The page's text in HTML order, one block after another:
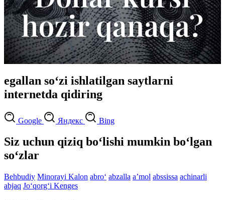
egallan so‘zi ishlatilgan saytlarni
internetda qidiring
Google Яндекс Bing
Siz uchun qiziq bo‘lishi mumkin bo‘lgan
so‘zlar
Behbudiy Minorayi Kalon abro‘ abzalla aʼmol abssissa achinarli
abjaq Jo‘qorg‘i Kenges